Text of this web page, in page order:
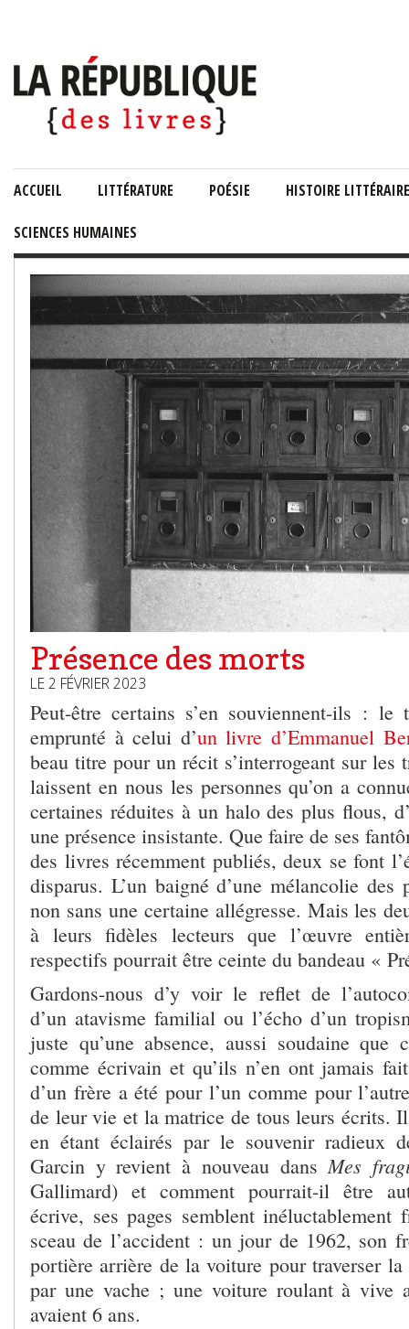
ACCUEIL LITTÉRATURE POÉSIE HISTOIRE LITTÉRAIRE
SCIENCES HUMAINES
Présence des morts
LE 2 FÉVRIER 2023
Peut-être certains s’en souviennent-ils :
emprunté à celui d’un livre d’Emmanuel
beau titre pour un récit s’interrogeant sur les
laissent en nous les personnes qu’on a
certaines réduites à un halo des plus flous,
une présence insistante. Que faire de ses
des livres récemment publiés, deux se font
disparus. L’un baigné d’une mélancolie des
non sans une certaine allégresse. Mais les
à leurs fidèles lecteurs que l’œuvre
respectifs pourrait être ceinte du bandeau «
Gardons-nous d’y voir le reflet de
d’un atavisme familial ou l’écho d’un
juste qu’une absence, aussi soudaine que
comme écrivain et qu’ils n’en ont jamais
d’un frère a été pour l’un comme pour
de leur vie et la matrice de tous leurs écrits.
en étant éclairés par le souvenir radieux
Garcin y revient à nouveau dansMes
Gallimard) et comment pourrait-il être
écrive, ses pages semblent inéluctablement
sceau de l’accident : un jour de 1962, son
portière arrière de la voiture pour traverser
par une vache ; une voiture roulant à vive
avaient 6 ans.